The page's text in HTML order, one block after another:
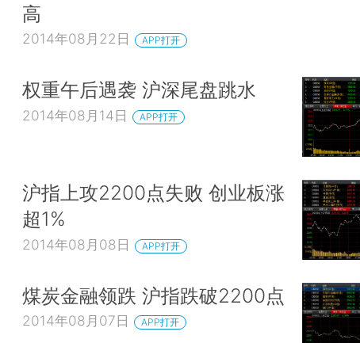
高
2014年08月22日 APP打开
权重午后遇袭 沪深尾盘跳水
2014年08月14日 APP打开
沪指上攻2200点失败 创业板涨
超1%
2014年08月08日 APP打开
煤炭金融领跌 沪指跌破2200点
2014年08月07日 APP打开